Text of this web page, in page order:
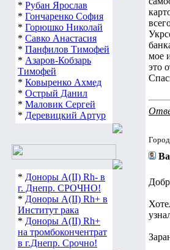
* Рубан Ярослав
* Гончаренко София
* Горюшко Николай
* Савко Анастасия
* Панфилов Тимофей
* Азаров-Кобзарь
Тимофей
* Ковыренко Ахмед
* Острый Данил
* Маловик Сергей
* Деревицкий Артур
* Доноры А(ІІ) Rh- в
г. Днепр. СРОЧНО!
* Доноры А(ІІ) Rh+ в
Институт рака
* Доноры А(ІІ) Rh+
на тромбокончентрат
в г.Днепр. Срочно!
мое
это